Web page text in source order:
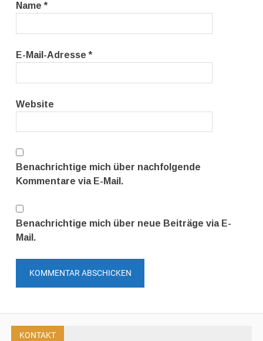
Name*
E-Mail-Adresse*
Website
Benachrichtige mich über nachfolgende
Kommentare via E-Mail.
Benachrichtige mich über neue Beiträge via E-
Mail.
KONTAKT